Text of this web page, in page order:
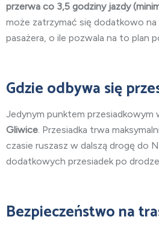
przerwa co 3,5 godziny jazdy
może zatrzymać się dodatkowo na
pasażera, o ile pozwala na to plan
Gdzie odbywa się
Jedynym punktem przesiadkowym
Gliwice. Przesiadka trwa
czasie ruszasz w dalszą drogę do
dodatkowych przesiadek po
Bezpieczeństwo na